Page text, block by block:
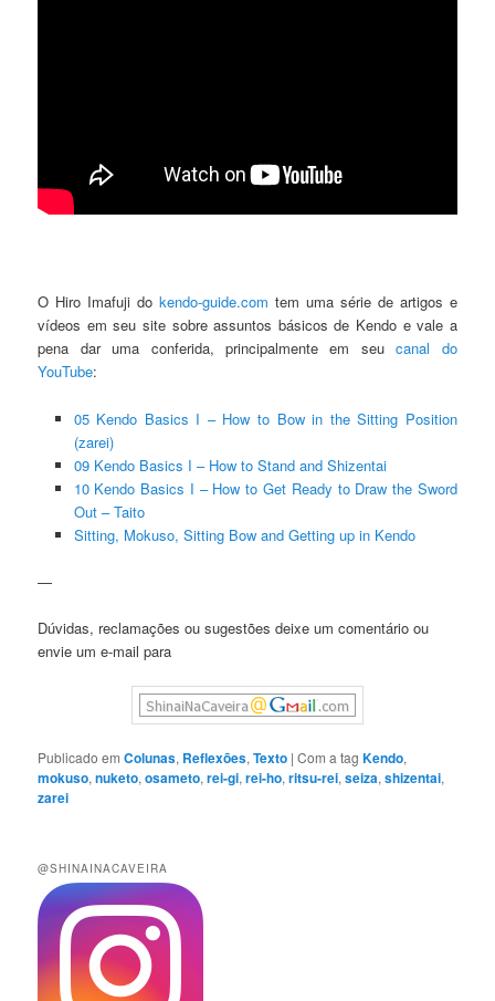
O Hiro Imafuji dokendo-guide.com tem uma série de artigos e
vídeos em seu site sobre assuntos básicos de Kendo e vale a
pena dar uma conferida, principalmente em seucanal do
YouTube:
05 Kendo Basics I – How to Bow in the Sitting Position
(zarei)
09 Kendo Basics I – How to Stand and Shizentai
10 Kendo Basics I – How to Get Ready to Draw the Sword
Out – Taito
Sitting, Mokuso, Sitting Bow and Getting up in Kendo
—
Dúvidas, reclamações ou sugestões deixe um comentário ou
envie um e-mail para
Publicado em Colunas, Reflexões,Texto |Com a tagKendo,
mokuso,nuketo,osameto,rei-gi,rei-ho,ritsu-rei,seiza,shizentai,
zarei
@SHINAINACAVEIRA